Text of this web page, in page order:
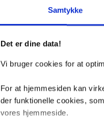
Samtykke
Det er dine data!
Vi bruger cookies for at
For at hjemmesiden kan
der funktionelle cookies,
vores hjemmeside.